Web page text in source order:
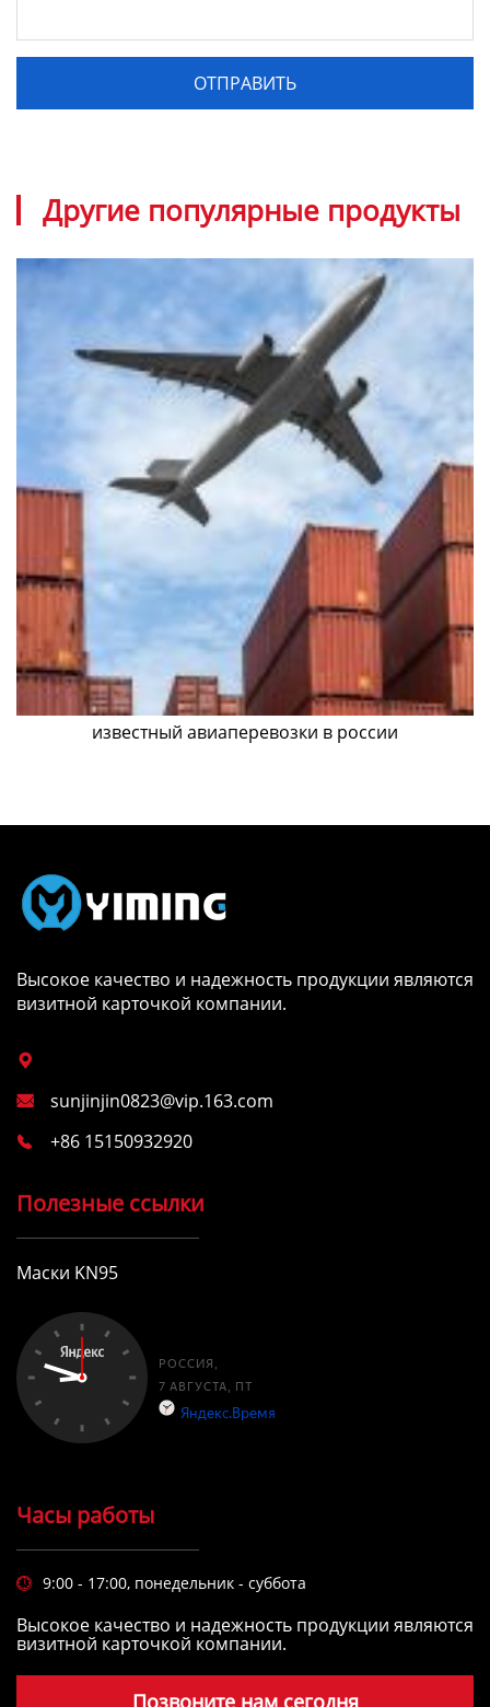
Другие популярные продукты
известный авиаперевозки в россии
Высокое качество и надежность продукции являются
визитной карточкой компании.

 sunjinjin0823@vip.163.com
 +86 15150932920
Полезные ссылки
Маски KN95
Часы работы
 9:00 - 17:00, понедельник - суббота
Высокое качество и надежность продукции являются
визитной карточкой компании.
Позвоните нам сегодня